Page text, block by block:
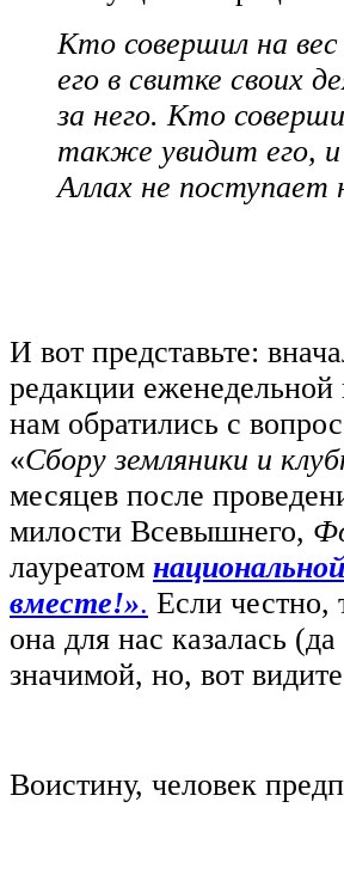
Кто совершил на
его в свитке своих
за него. Кто
также увидит его, и
Аллах не поступает
И вот представьте:
редакции еженедельной
нам обратились с
«Сбору земляники и
месяцев после
милости Всевышнего,
лауреатом
вместе!». Если честно,
она для нас казалась
значимой, но, вот
Воистину, человек